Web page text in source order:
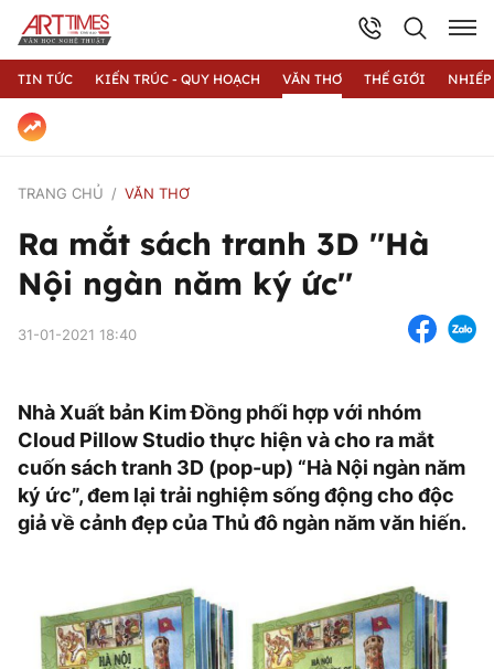
TIN TỨC KIẾN TRÚC - QUY HOẠCH VĂN THƠ THẾ GIỚI
TRANG CHỦ VĂN THƠ
Ra mắt sách tranh 3D ''Hà
Nội ngàn năm ký ức''
31-01-2021 18:40
Nhà Xuất bản Kim Đồng phối hợp với nhóm
Cloud Pillow Studio thực hiện và cho ra mắt
cuốn sách tranh 3D (pop-up) “Hà Nội ngàn năm
ký ức”, đem lại trải nghiệm sống động cho độc
giả về cảnh đẹp của Thủ đô ngàn năm văn hiến.